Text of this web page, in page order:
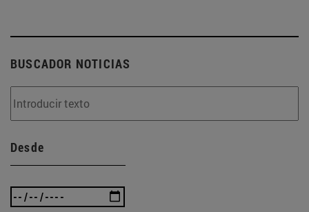
BUSCADOR NOTICIAS
Desde